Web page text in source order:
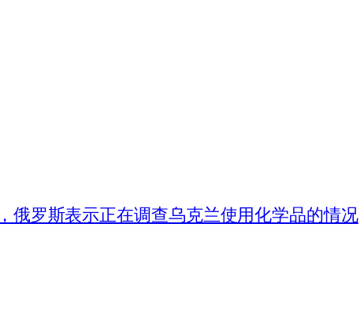
俄罗斯表示正在调查乌克兰使用化学品的情况